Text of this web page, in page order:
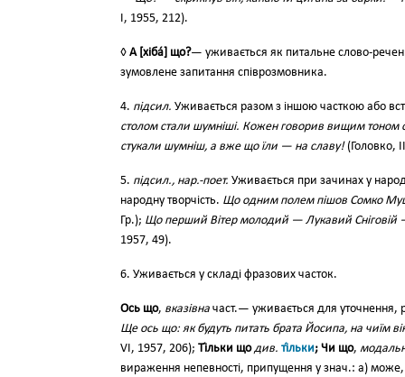
І, 1955, 212).
◊ А [хіба́] що?— уживається як питальне слово-
зумовлене запитання співрозмовника.
4. підсил. Уживається разом з іншою часткою або
столом стали шумніші. Кожен говорив вищим тоном
стукали шумніш, а вже що їли — на славу!(Головко,
5. підсил., нар.-поет. Уживається при зачинах у
народну творчість. Що одним полем пішов Сомко
Гр.); Що перший Вітер молодий — Лукавий Сніговій
1957, 49).
6. Уживається у складі фразових часток.
Ось що, вказівна част.— уживається для уточнення,
Ще ось що: як будуть питать брата Йосипа, на чиїм
VI, 1957, 206); Ті́льки що див. ті́льки; Чи що,
вираження непевності, припущення у знач.: а)